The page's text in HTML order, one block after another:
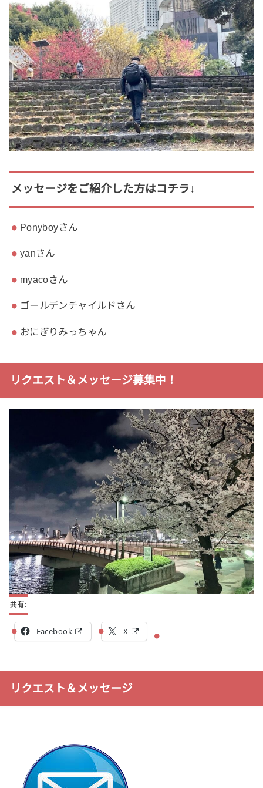
メッセージをご紹介した方はコチラ↓
Ponyboyさん
yanさん
myacoさん
ゴールデンチャイルドさん
おにぎりみっちゃん
リクエスト＆メッセージ募集中！
共有:
Facebook X
リクエスト＆メッセージ